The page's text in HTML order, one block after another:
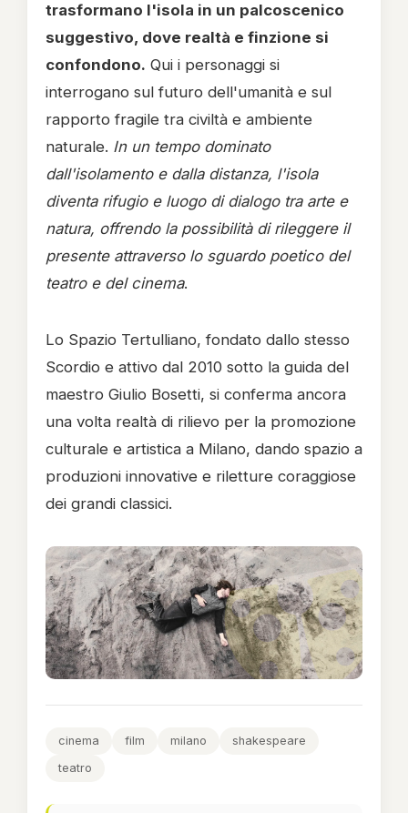
trasformano l'isola in un palcoscenico
suggestivo, dove realtà e finzione si
confondono. Qui i personaggi si
interrogano sul futuro dell'umanità e sul
rapporto fragile tra civiltà e ambiente
naturale. In un tempo dominato
dall'isolamento e dalla distanza, l'isola
diventa rifugio e luogo di dialogo tra arte e
natura, offrendo la possibilità di rileggere il
presente attraverso lo sguardo poetico del
teatro e del cinema.
Lo Spazio Tertulliano, fondato dallo stesso
Scordio e attivo dal 2010 sotto la guida del
maestro Giulio Bosetti, si conferma ancora
una volta realtà di rilievo per la promozione
culturale e artistica a Milano, dando spazio a
produzioni innovative e riletture coraggiose
dei grandi classici.
cinema film milano
shakespeare
teatro